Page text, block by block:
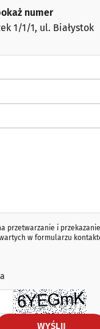
numer
1/1/1, ul. Białystok
przetwarzanie i
w formularzu
WYŚLIJ